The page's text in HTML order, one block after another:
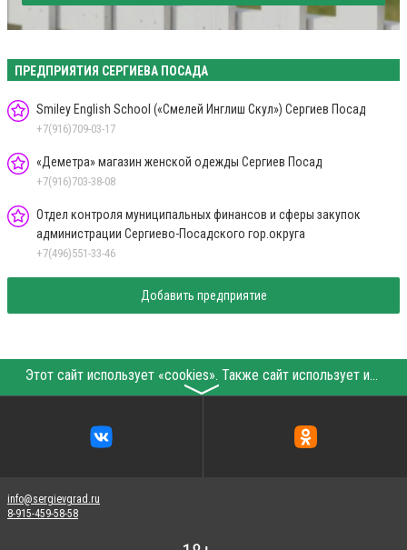
ПРЕДПРИЯТИЯ СЕРГИЕВА ПОСАДА
Smiley English School («Смелей Инглиш Скул») Сергиев Посад
+7(916)709-03-17
«Деметра» магазин женской одежды Сергиев Посад
+7(916)703-38-08
Отдел контроля муниципальных финансов и сферы закупок
администрации Сергиево-Посадского гор.округа
+7(496)551-33-46
Добавить предприятие
Этот сайт использует «cookies». Также сайт использует интернет-сервис для сбора технических данных касательно посетителей с целью получения маркетинговой и статистической информации. Условия обработки данных посетителей сайта см.
〉
info@sergievgrad.ru
8-915-459-58-58